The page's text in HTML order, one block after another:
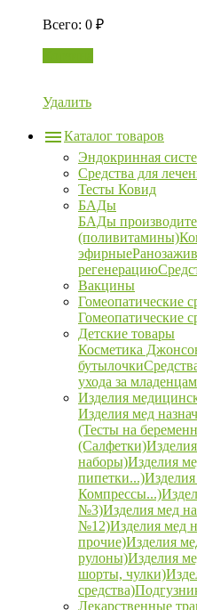
Всего: 0 ₽
Удалить
Каталог товаров
Эндокринная
Средства для
Тесты Ковид
БАДы
БАДы
(поливитамины)
эфирные
регенерацию
Вакцины
Гомеопатические
Гомеопатические
Детские товары
Косметика
бутылочки
ухода за
Изделия
Изделия мед
(Тесты на
(Салфетки)
наборы)Изделия
пипетки...)
Компрессы...)
№3)Изделия мед
№12)Изделия мед
прочие)Изделия
рулоны)Изделия
шорты, чулки)
средства)
Лекарственные